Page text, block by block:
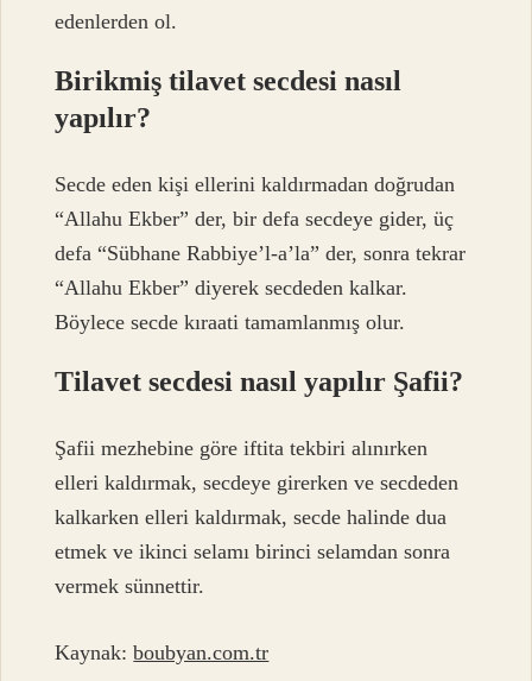
edenlerden ol.
Birikmiş tilavet secdesi nasıl
yapılır?
Secde eden kişi ellerini kaldırmadan doğrudan
“Allahu Ekber” der, bir defa secdeye gider, üç
defa “Sübhane Rabbiye’l-a’la” der, sonra tekrar
“Allahu Ekber” diyerek secdeden kalkar.
Böylece secde kıraati tamamlanmış olur.
Tilavet secdesi nasıl yapılır Şafii?
Şafii mezhebine göre iftita tekbiri alınırken
elleri kaldırmak, secdeye girerken ve secdeden
kalkarken elleri kaldırmak, secde halinde dua
etmek ve ikinci selamı birinci selamdan sonra
vermek sünnettir.
Kaynak:boubyan.com.tr